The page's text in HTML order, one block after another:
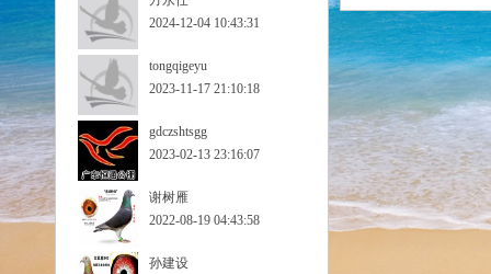
2024-12-04 10:43:31
tongqigeyu
2023-11-17 21:10:18
gdczshtsgg
2023-02-13 23:16:07
谢树雁
2022-08-19 04:43:58
孙建设